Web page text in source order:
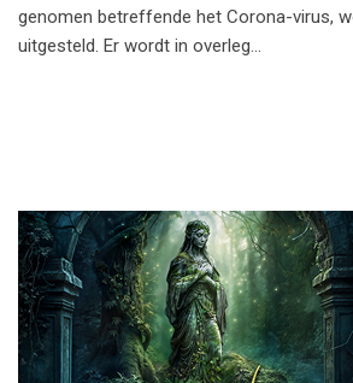
genomen betreffende het Corona-virus,
uitgesteld. Er wordt in overleg…